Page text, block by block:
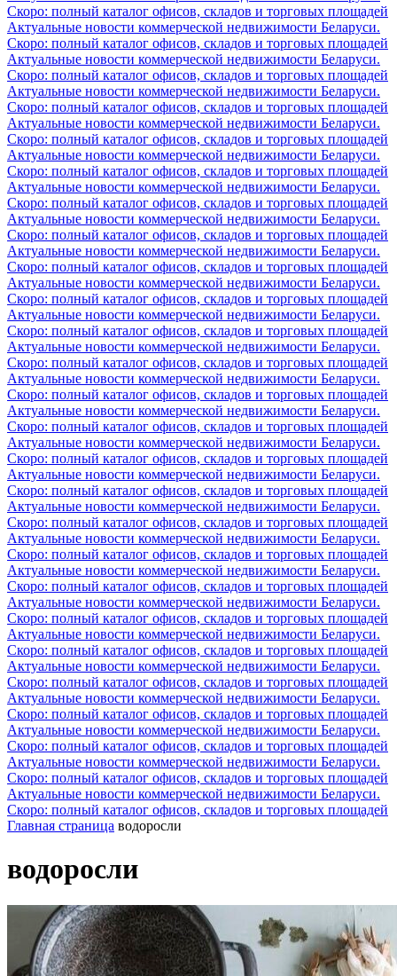
Скоро: полный каталог офисов, складов и торговых площадей
Актуальные новости коммерческой недвижимости Беларуси.
Скоро: полный каталог офисов, складов и торговых площадей
Актуальные новости коммерческой недвижимости Беларуси.
Скоро: полный каталог офисов, складов и торговых площадей
Актуальные новости коммерческой недвижимости Беларуси.
Скоро: полный каталог офисов, складов и торговых площадей
Актуальные новости коммерческой недвижимости Беларуси.
Скоро: полный каталог офисов, складов и торговых площадей
Актуальные новости коммерческой недвижимости Беларуси.
Скоро: полный каталог офисов, складов и торговых площадей
Актуальные новости коммерческой недвижимости Беларуси.
Скоро: полный каталог офисов, складов и торговых площадей
Актуальные новости коммерческой недвижимости Беларуси.
Скоро: полный каталог офисов, складов и торговых площадей
Актуальные новости коммерческой недвижимости Беларуси.
Скоро: полный каталог офисов, складов и торговых площадей
Актуальные новости коммерческой недвижимости Беларуси.
Скоро: полный каталог офисов, складов и торговых площадей
Актуальные новости коммерческой недвижимости Беларуси.
Скоро: полный каталог офисов, складов и торговых площадей
Актуальные новости коммерческой недвижимости Беларуси.
Скоро: полный каталог офисов, складов и торговых площадей
Актуальные новости коммерческой недвижимости Беларуси.
Скоро: полный каталог офисов, складов и торговых площадей
Актуальные новости коммерческой недвижимости Беларуси.
Скоро: полный каталог офисов, складов и торговых площадей
Актуальные новости коммерческой недвижимости Беларуси.
Скоро: полный каталог офисов, складов и торговых площадей
Актуальные новости коммерческой недвижимости Беларуси.
Скоро: полный каталог офисов, складов и торговых площадей
Актуальные новости коммерческой недвижимости Беларуси.
Скоро: полный каталог офисов, складов и торговых площадей
Актуальные новости коммерческой недвижимости Беларуси.
Скоро: полный каталог офисов, складов и торговых площадей
Актуальные новости коммерческой недвижимости Беларуси.
Скоро: полный каталог офисов, складов и торговых площадей
Актуальные новости коммерческой недвижимости Беларуси.
Скоро: полный каталог офисов, складов и торговых площадей
Актуальные новости коммерческой недвижимости Беларуси.
Скоро: полный каталог офисов, складов и торговых площадей
Актуальные новости коммерческой недвижимости Беларуси.
Скоро: полный каталог офисов, складов и торговых площадей
Актуальные новости коммерческой недвижимости Беларуси.
Скоро: полный каталог офисов, складов и торговых площадей
Актуальные новости коммерческой недвижимости Беларуси.
Скоро: полный каталог офисов, складов и торговых площадей
Актуальные новости коммерческой недвижимости Беларуси.
Скоро: полный каталог офисов, складов и торговых площадей
Актуальные новости коммерческой недвижимости Беларуси.
Скоро: полный каталог офисов, складов и торговых площадей
Главная страница водоросли
водоросли